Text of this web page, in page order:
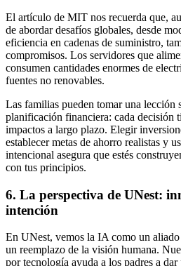
El artículo de MIT nos recuerda que,
de abordar desafíos globales, desde
eficiencia en cadenas de suministro,
compromisos. Los servidores que
consumen cantidades enormes de
fuentes no renovables.
Las familias pueden tomar una lección
planificación financiera: cada decisión
impactos a largo plazo. Elegir
establecer metas de ahorro realistas y
intencional asegura que estés
con tus principios.
6. La perspectiva de UNest:
intención
En UNest, vemos la IA como un
un reemplazo de la visión humana.
por tecnología ayuda a los padres a dar